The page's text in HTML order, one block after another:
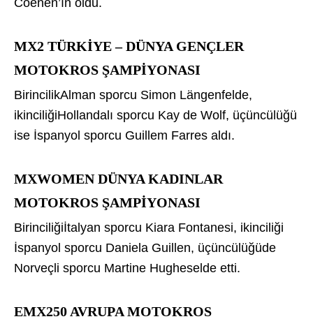
MX2 TÜRKİYE – DÜNYA GENÇLER
MOTOKROS ŞAMPİYONASI
BirincilikAlman sporcu Simon Längenfelde,
ikinciliğiHollandalı sporcu Kay de Wolf, üçüncülüğü
ise İspanyol sporcu Guillem Farres aldı.
MXWOMEN DÜNYA KADINLAR
MOTOKROS ŞAMPİYONASI
Birinciliğiİtalyan sporcu Kiara Fontanesi, ikinciliği
İspanyol sporcu Daniela Guillen, üçüncülüğüde
Norveçli sporcu Martine Hugheselde etti.
EMX250 AVRUPA MOTOKROS